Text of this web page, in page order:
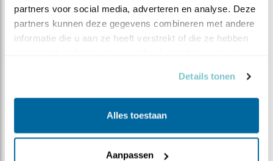
partners voor social media, adverteren en analyse. Deze
partners kunnen deze gegevens combineren met andere
informatie die u aan ze heeft verstrekt of die ze hebben
Details tonen
Alles toestaan
Aanpassen
KNAW) doet fundamenteel en strategisch
grootste onderzoeksinstituten van de Koninklijke
Nederlandse Akademie van Wetenschappen
(KNAW). De NIOO-ers bestuderen organismen,